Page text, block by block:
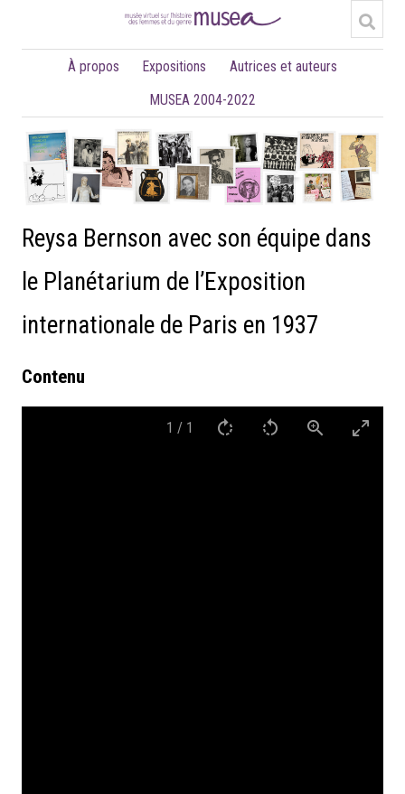
À propos Expositions
Autrices et auteurs
MUSEA 2004-2022
Reysa Bernson avec son équipe dans
le Planétarium de l’Exposition
internationale de Paris en 1937
Contenu
1 / 1